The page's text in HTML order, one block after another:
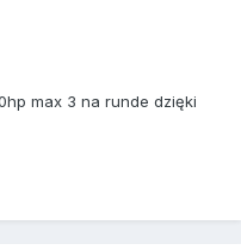
max 3 na runde dzięki